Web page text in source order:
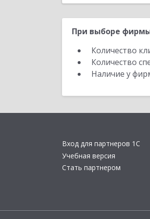
При выборе
Количество
Количество
Наличие у
Вход для партнеров 1С
Учебная версия
Стать партнером